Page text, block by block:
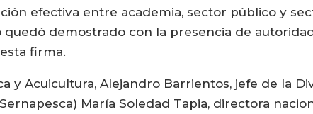
efectiva entre academia, sector público y
demostrado con la presencia de
firma.
y Acuicultura, Alejandro Barrientos, jefe de la
María Soledad Tapia, directora